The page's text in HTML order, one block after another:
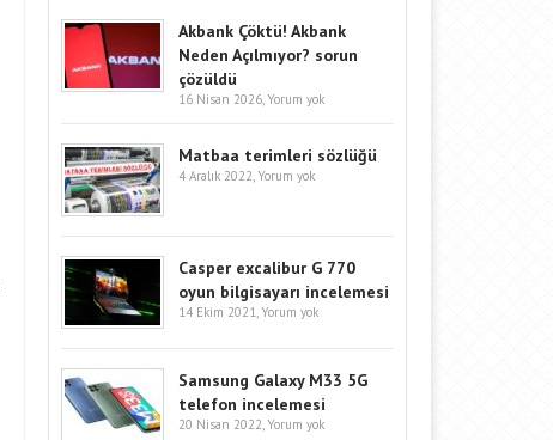
Akbank Çöktü! Akbank
Neden Açılmıyor? sorun
çözüldü
16 Nisan 2026, Yorum yok
Matbaa terimleri sözlüğü
4 Aralık 2022, Yorum yok
Casper excalibur G 770
oyun bilgisayarı incelemesi
14 Ekim 2021, Yorum yok
Samsung Galaxy M33 5G
telefon incelemesi
20 Nisan 2022, Yorum yok